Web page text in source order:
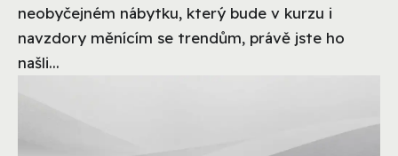
neobyčejném nábytku, který bude v kurzu i
navzdory měnícím se trendům, právě jste ho
našli...